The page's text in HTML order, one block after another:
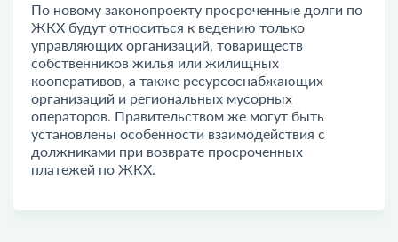
По новому законопроекту просроченные долги по
ЖКХ будут относиться к ведению только
управляющих организаций, товариществ
собственников жилья или жилищных
кооперативов, а также ресурсоснабжающих
организаций и региональных мусорных
операторов. Правительством же могут быть
установлены особенности взаимодействия с
должниками при возврате просроченных
платежей по ЖКХ.